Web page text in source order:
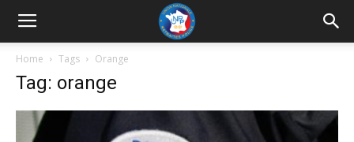
UNRP
Home Tags Orange
Tag: orange